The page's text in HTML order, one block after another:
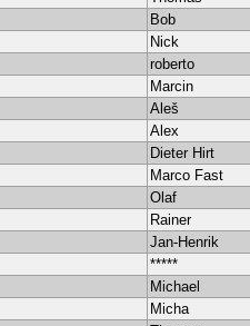
Bob
Nick
roberto
Marcin
Aleš
Alex
Dieter Hirt
Marco Fast
Olaf
Rainer
Jan-Henrik
*****
Michael
Micha